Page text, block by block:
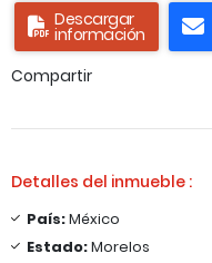
Descargar
información
Compartir
Detalles del inmueble :
País:México
Estado:Morelos